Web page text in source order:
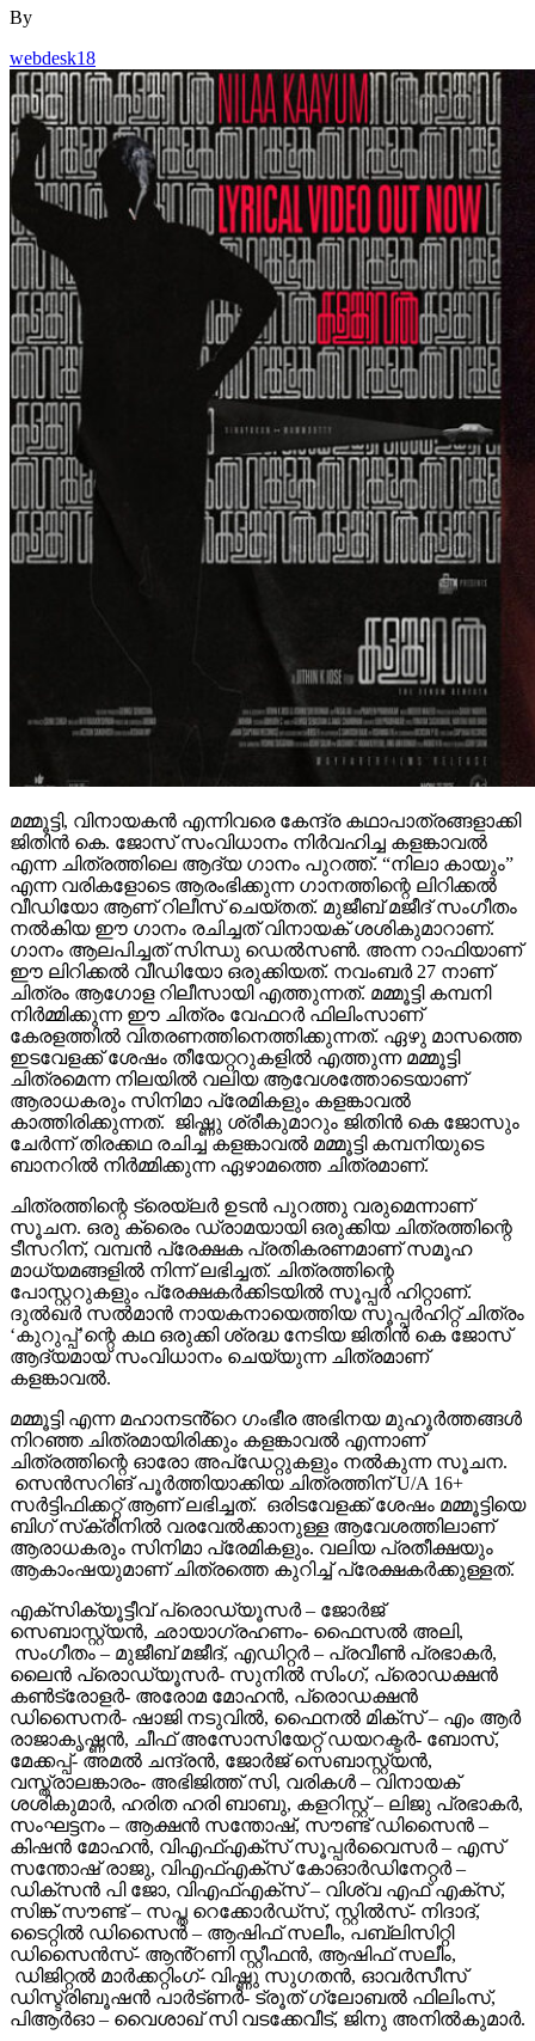
By
webdesk18
മമ്മൂട്ടി, വിനായകൻ എന്നിവരെ കേന്ദ്ര കഥാപാത്രങ്ങളാക്കി
ജിതിൻ കെ. ജോസ് സംവിധാനം നിർവഹിച്ച കളങ്കാവൽ
എന്ന ചിത്രത്തിലെ ആദ്യ ഗാനം പുറത്ത്. “നിലാ കായും”
എന്ന വരികളോടെ ആരംഭിക്കുന്ന ഗാനത്തിന്റെ ലിറിക്കൽ
വീഡിയോ ആണ് റിലീസ് ചെയ്തത്. മുജീബ് മജീദ് സംഗീതം
നൽകിയ ഈ ഗാനം രചിച്ചത് വിനായക് ശശികുമാറാണ്.
ഗാനം ആലപിച്ചത് സിന്ധു ഡെൽസൺ. അന്ന റാഫിയാണ്
ഈ ലിറിക്കൽ വീഡിയോ ഒരുക്കിയത്. നവംബർ 27 നാണ്
ചിത്രം ആഗോള റിലീസായി എത്തുന്നത്. മമ്മൂട്ടി കമ്പനി
നിർമ്മിക്കുന്ന ഈ ചിത്രം വേഫറർ ഫിലിംസാണ്
കേരളത്തിൽ വിതരണത്തിനെത്തിക്കുന്നത്. ഏഴു മാസത്തെ
ഇടവേളക്ക് ശേഷം തീയേറ്ററുകളിൽ എത്തുന്ന മമ്മൂട്ടി
ചിത്രമെന്ന നിലയിൽ വലിയ ആവേശത്തോടെയാണ്
ആരാധകരും സിനിമാ പ്രേമികളും കളങ്കാവൽ
കാത്തിരിക്കുന്നത്. ജിഷ്ണു ശ്രീകുമാറും ജിതിൻ കെ ജോസും
ചേർന്ന് തിരക്കഥ രചിച്ച കളങ്കാവൽ മമ്മൂട്ടി കമ്പനിയുടെ
ബാനറിൽ നിർമ്മിക്കുന്ന ഏഴാമത്തെ ചിത്രമാണ്.
ചിത്രത്തിന്റെ ട്രെയ്‌ലർ ഉടൻ പുറത്തു വരുമെന്നാണ്
സൂചന. ഒരു ക്രൈം ഡ്രാമയായി ഒരുക്കിയ ചിത്രത്തിന്റെ
ടീസറിന്, വമ്പൻ പ്രേക്ഷക പ്രതികരണമാണ് സമൂഹ
മാധ്യമങ്ങളിൽ നിന്ന് ലഭിച്ചത്. ചിത്രത്തിന്റെ
പോസ്റ്ററുകളും പ്രേക്ഷകർക്കിടയിൽ സൂപ്പർ ഹിറ്റാണ്.
ദുൽഖർ സൽമാൻ നായകനായെത്തിയ സൂപ്പർഹിറ്റ് ചിത്രം
‘കുറുപ്പ്’ന്റെ കഥ ഒരുക്കി ശ്രദ്ധ നേടിയ ജിതിൻ കെ ജോസ്
ആദ്യമായ് സംവിധാനം ചെയ്യുന്ന ചിത്രമാണ്
കളങ്കാവൽ.
മമ്മൂട്ടി എന്ന മഹാനടൻ്റെ ഗംഭീര അഭിനയ മുഹൂർത്തങ്ങൾ
നിറഞ്ഞ ചിത്രമായിരിക്കും കളങ്കാവൽ എന്നാണ്
ചിത്രത്തിന്റെ ഓരോ അപ്‌ഡേറ്റുകളും നൽകുന്ന സൂചന.
സെൻസറിങ് പൂർത്തിയാക്കിയ ചിത്രത്തിന് U/A 16+
സർട്ടിഫിക്കറ്റ് ആണ് ലഭിച്ചത്. ഒരിടവേളക്ക് ശേഷം മമ്മൂട്ടിയെ
ബിഗ് സ്‌ക്രീനിൽ വരവേൽക്കാനുള്ള ആവേശത്തിലാണ്
ആരാധകരും സിനിമാ പ്രേമികളും. വലിയ പ്രതീക്ഷയും
ആകാംഷയുമാണ് ചിത്രത്തെ കുറിച്ച് പ്രേക്ഷകർക്കുള്ളത്.
എക്സിക്യൂട്ടീവ് പ്രൊഡ്യൂസർ – ജോർജ്
സെബാസ്റ്റ്യൻ, ഛായാഗ്രഹണം- ഫൈസൽ അലി,
സംഗീതം – മുജീബ് മജീദ്, എഡിറ്റർ – പ്രവീൺ പ്രഭാകർ,
ലൈൻ പ്രൊഡ്യൂസർ- സുനിൽ സിംഗ്, പ്രൊഡക്ഷൻ
കൺട്രോളർ- അരോമ മോഹൻ, പ്രൊഡക്ഷൻ
ഡിസൈനർ- ഷാജി നടുവിൽ, ഫൈനൽ മിക്സ് – എം ആർ
രാജാകൃഷ്ണൻ, ചീഫ് അസോസിയേറ്റ് ഡയറക്ടർ- ബോസ്,
മേക്കപ്പ്- അമൽ ചന്ദ്രൻ, ജോർജ് സെബാസ്റ്റ്യൻ,
വസ്ത്രാലങ്കാരം- അഭിജിത്ത് സി, വരികൾ – വിനായക്
ശശികുമാർ, ഹരിത ഹരി ബാബു, കളറിസ്റ്റ് – ലിജു പ്രഭാകർ,
സംഘട്ടനം – ആക്ഷൻ സന്തോഷ്, സൗണ്ട് ഡിസൈൻ –
കിഷൻ മോഹൻ, വിഎഫ്എക്സ് സൂപ്പർവൈസർ – എസ്
സന്തോഷ് രാജു, വിഎഫ്എക്സ് കോഓർഡിനേറ്റർ –
ഡിക്സൻ പി ജോ, വിഎഫ്എക്സ് – വിശ്വ എഫ് എക്സ്,
സിങ്ക് സൗണ്ട് – സപ്ത റെക്കോർഡ്സ്, സ്റ്റിൽസ്- നിദാദ്,
ടൈറ്റിൽ ഡിസൈൻ – ആഷിഫ് സലീം, പബ്ലിസിറ്റി
ഡിസൈൻസ്- ആൻ്റണി സ്റ്റീഫൻ, ആഷിഫ് സലീം,
ഡിജിറ്റൽ മാർക്കറ്റിംഗ്- വിഷ്ണു സുഗതൻ, ഓവർസീസ്
ഡിസ്ട്രിബൂഷൻ പാർട്ണർ- ട്രൂത് ഗ്ലോബൽ ഫിലിംസ്,
പിആർഓ – വൈശാഖ് സി വടക്കേവീട്, ജിനു അനിൽകുമാർ.